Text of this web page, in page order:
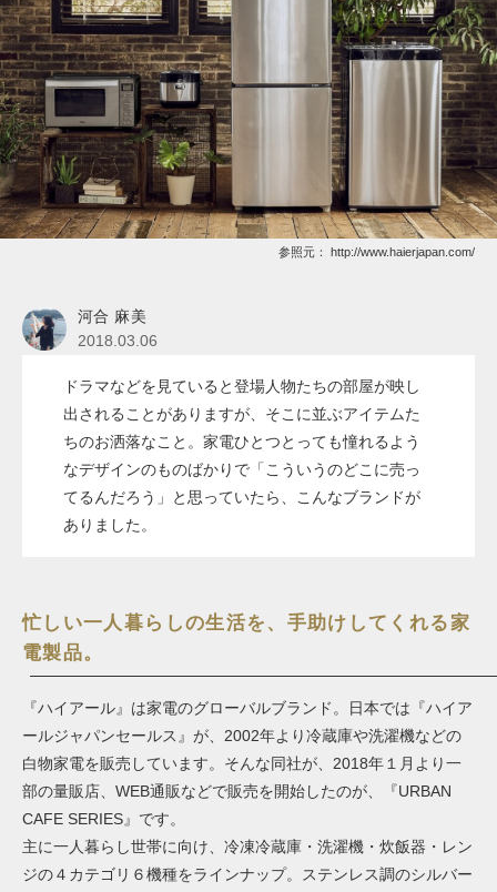
参照元： http://www.haierjapan.com/
河合 麻美
2018.03.06
ドラマなどを見ていると登場人物たちの部屋が映し
出されることがありますが、そこに並ぶアイテムた
ちのお洒落なこと。家電ひとつとっても憧れるよう
なデザインのものばかりで「こういうのどこに売っ
てるんだろう」と思っていたら、こんなブランドが
ありました。
忙しい一人暮らしの生活を、手助けしてくれる家
電製品。
『ハイアール』は家電のグローバルブランド。日本では『ハイア
ールジャパンセールス』が、2002年より冷蔵庫や洗濯機などの
⽩物家電を販売しています。そんな同社が、2018年１月より一
部の量販店、WEB通販などで販売を開始したのが、『URBAN
CAFE SERIES』です。
主に一人暮らし世帯に向け、冷凍冷蔵庫・洗濯機・炊飯器・レン
ジの４カテゴリ６機種をラインナップ。ステンレス調のシルバー